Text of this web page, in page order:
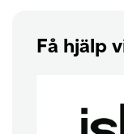
Få hjälp